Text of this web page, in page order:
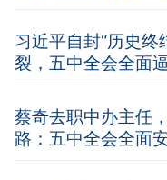
习近平自封“历史
裂，五中全会全面
蔡奇去职中办主任
路：五中全会全面